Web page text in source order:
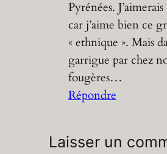
Pyrénées.
car j’aime bien ce
« ethnique ». Mais
garrigue par chez
fougères…
Répondre
Laisser un